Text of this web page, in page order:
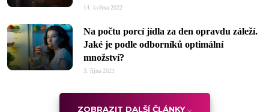
14. května 2022
Na počtu porcí jídla za den opravdu záleží.
Jaké je podle odborníků optimální
množství?
3. října 2021
ZOBRAZIT DALŠÍ ČLÁNKY